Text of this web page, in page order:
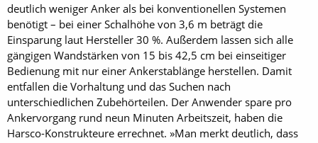
deutlich weniger Anker als bei konventionellen Systemen
benötigt – bei einer Schalhöhe von 3,6 m beträgt die
Einsparung laut Hersteller 30 %. Außerdem lassen sich alle
gängigen Wandstärken von 15 bis 42,5 cm bei einseitiger
Bedienung mit nur einer Ankerstablänge herstellen. Damit
entfallen die Vorhaltung und das Suchen nach
unterschiedlichen Zubehörteilen. Der Anwender spare pro
Ankervorgang rund neun Minuten Arbeitszeit, haben die
Harsco-Konstrukteure errechnet. »Man merkt deutlich, dass